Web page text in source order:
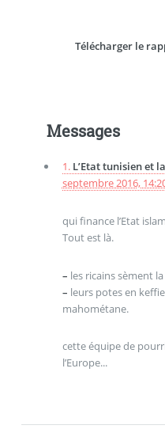
Télécharger le
Messages
1. L’Etat tunisien et
septembre 2016,
qui finance l’Etat
Tout est là.
– les ricains sèment
– leurs potes en
mahométane.
cette équipe de
l’Europe...